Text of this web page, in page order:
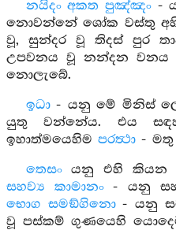
නයිදං අකත පුඤ්ඤං-
නොවන්නේ ශෝක වස්තු
වූ, සුන්දර වූ තිදස් පුර
උපවනය වූ නන්දන
නොලැබේ.
ඉධා- යනු මේ මිනිස්
යුතු වන්නේය. එය
ඉහාත්මයෙහිම පරත්‍ථා - මතු
තෙසංයනු එහි කියන
සහව්‍ය කාමානං- යනු
භොග සමඞ්ගිනො- යනු
වූ පස්කම් ගුණයෙහි